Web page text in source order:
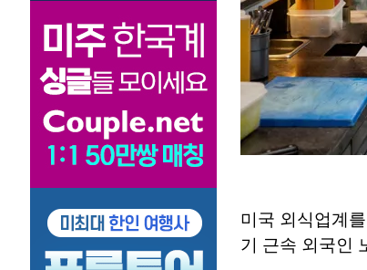
미국 외식업계
기 근속 외국인